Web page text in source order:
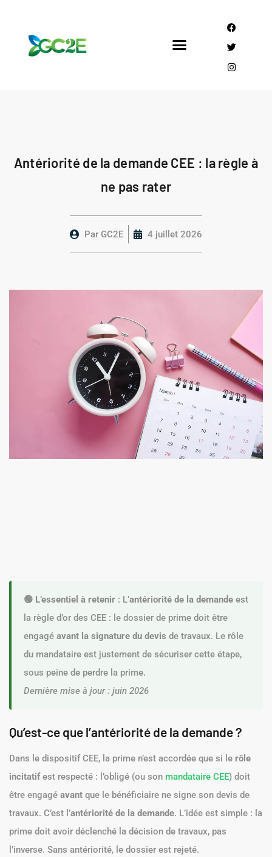
Antériorité de la demande CEE : la règle à
ne pas rater
Par GC2E 4 juillet 2026
🟢 L’essentiel à retenir : L’antériorité de la demande est
la règle d’or des CEE : le dossier de prime doit être
engagé avant la signature du devis de travaux. Le rôle
du mandataire est justement de sécuriser cette étape,
sous peine de perdre la prime.
Dernière mise à jour : juin 2026
Qu’est-ce que l’antériorité de la demande ?
Dans le dispositif CEE, la prime n’est accordée que si le rôle
incitatifest respecté : l’obligé (ou son mandataire CEE) doit
être engagé avant que le bénéficiaire ne signe son devis de
travaux. C’est l’antériorité de la demande. L’idée est simple : la
prime doit avoir déclenché la décision de travaux, pas
l’inverse. Sans antériorité, le dossier est rejeté.